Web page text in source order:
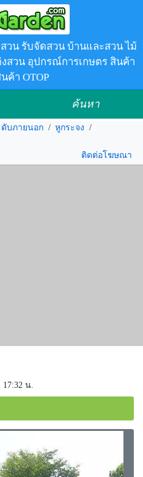
วน รับจัดสวน บ้านและสวน ไม้
วน อุปกรณ์การเกษตร สินค้า
ค้า OTOP
ค้นหา
ดับภายนอก / หูกระจง /
ติดต่อโฆษณา
17:32 น.